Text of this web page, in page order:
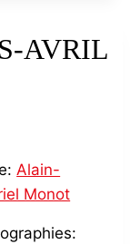
AVRIL
Alain-
Monot